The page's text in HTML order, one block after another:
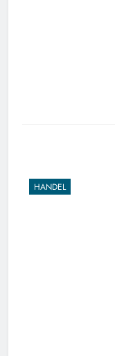
HANDEL